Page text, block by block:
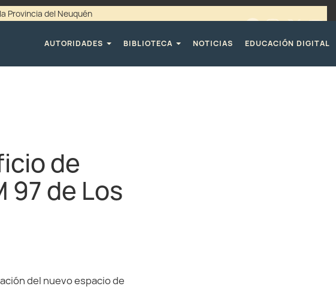
Provincia del Neuquén
AUTORIDADES
BIBLIOTECA NOTICIAS EDUCACIÓN DIGITAL
de
97 de Los
del nuevo espacio de